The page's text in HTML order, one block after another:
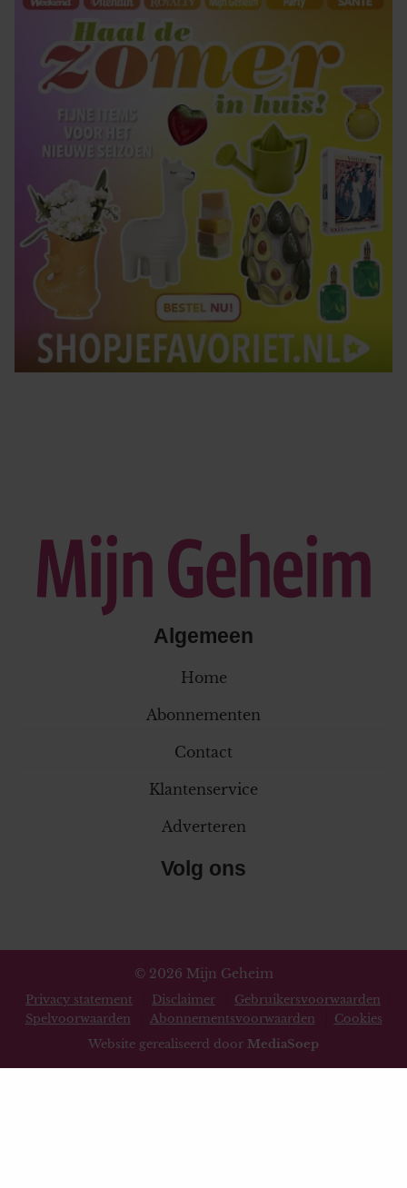
gebruiken.
Algemeen
Home
Abonnementen
Contact
Klantenservice
Adverteren
Volg ons
© 2026 Mijn Geheim
Privacy statement Disclaimer
Gebruikersvoorwaarden
Spelvoorwaarden
Abonnementsvoorwaarden
Cookies
Website gerealiseerd door MediaSoep